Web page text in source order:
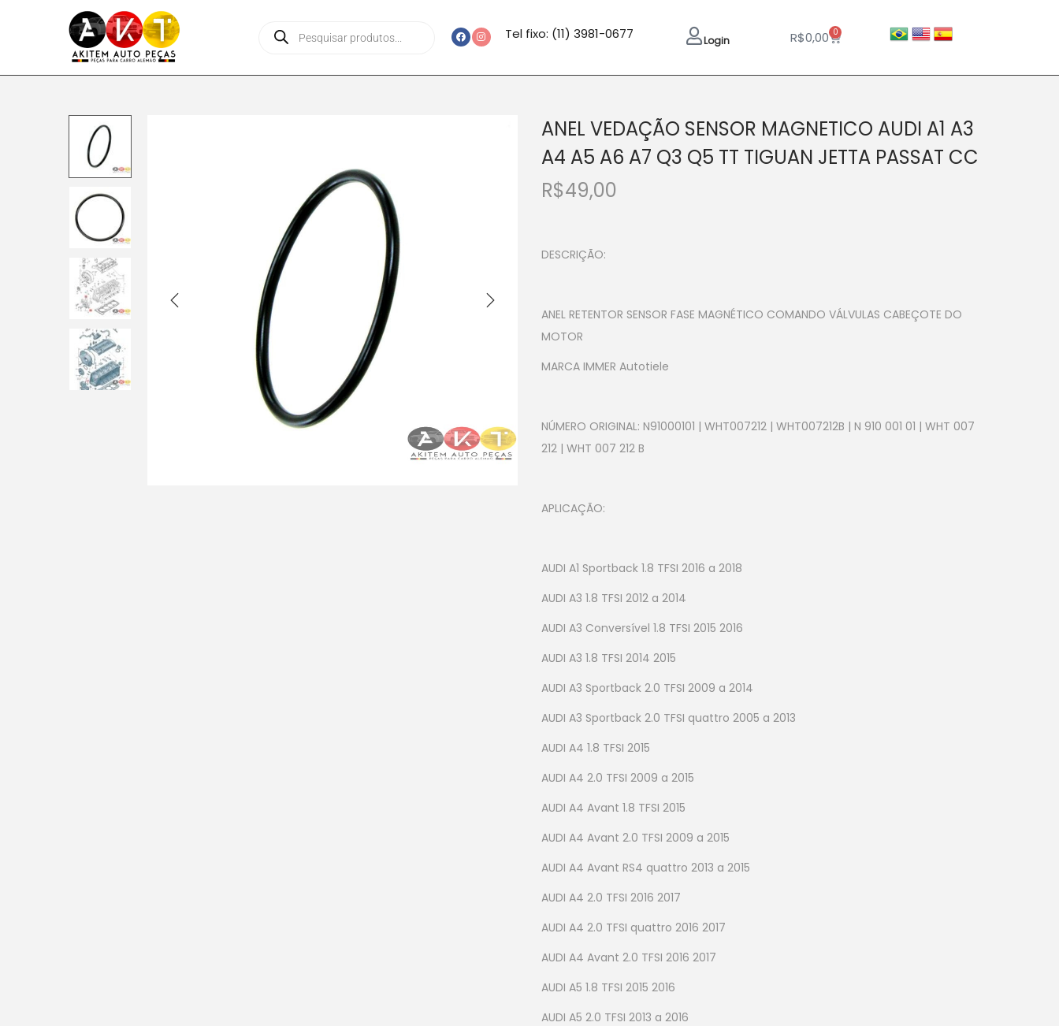
Tel fixo: (11) 3981-0677 Login R$0,00 0
ANEL VEDAÇÃO SENSOR MAGNETICO AUDI A1 A3
A4 A5 A6 A7 Q3 Q5 TT TIGUAN JETTA PASSAT CC
R$49,00
DESCRIÇÃO:
ANEL RETENTOR SENSOR FASE MAGNÉTICO COMANDO VÁLVULAS CABEÇOTE DO
MOTOR
MARCA IMMER Autotiele
NÚMERO ORIGINAL: N91000101 | WHT007212 | WHT007212B | N 910 001 01 | WHT 007
212 | WHT 007 212 B
APLICAÇÃO:
AUDI A1 Sportback 1.8 TFSI 2016 a 2018
AUDI A3 1.8 TFSI 2012 a 2014
AUDI A3 Conversível 1.8 TFSI 2015 2016
AUDI A3 1.8 TFSI 2014 2015
AUDI A3 Sportback 2.0 TFSI 2009 a 2014
AUDI A3 Sportback 2.0 TFSI quattro 2005 a 2013
AUDI A4 1.8 TFSI 2015
AUDI A4 2.0 TFSI 2009 a 2015
AUDI A4 Avant 1.8 TFSI 2015
AUDI A4 Avant 2.0 TFSI 2009 a 2015
AUDI A4 Avant RS4 quattro 2013 a 2015
AUDI A4 2.0 TFSI 2016 2017
AUDI A4 2.0 TFSI quattro 2016 2017
AUDI A4 Avant 2.0 TFSI 2016 2017
AUDI A5 1.8 TFSI 2015 2016
AUDI A5 2.0 TFSI 2013 a 2016